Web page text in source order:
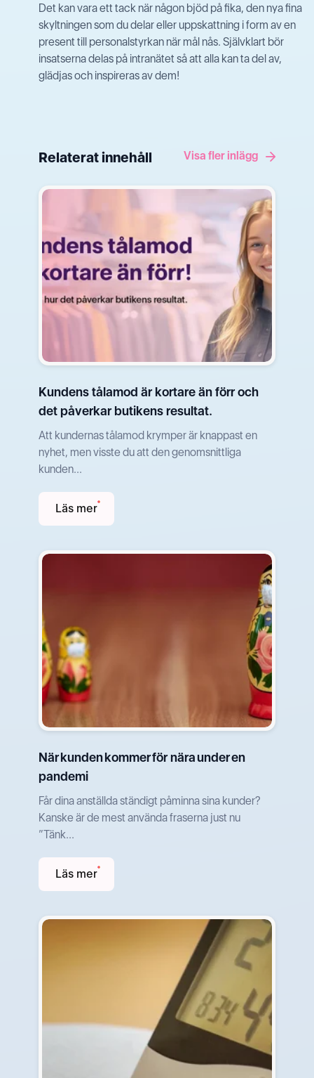
Det kan vara ett tack när någon bjöd på fika, den nya fina
skyltningen som du delar eller uppskattning i form av en
present till personalstyrkan när mål nås. Självklart bör
insatserna delas på intranätet så att alla kan ta del av,
glädjas och inspireras av dem!
Relaterat innehåll Visa fler inlägg
Kundens tålamod är kortare än förr och
det påverkar butikens resultat.
Att kundernas tålamod krymper är knappast en
nyhet, men visste du att den genomsnittliga
kunden...
Läs mer
När kunden kommer för nära under en
pandemi
Får dina anställda ständigt påminna sina kunder?
Kanske är de mest använda fraserna just nu
”Tänk...
Läs mer